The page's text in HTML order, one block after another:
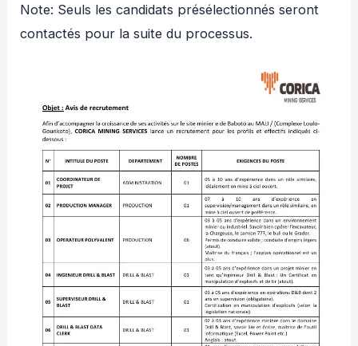
Note: Seuls les candidats présélectionnés seront
contactés pour la suite du processus.